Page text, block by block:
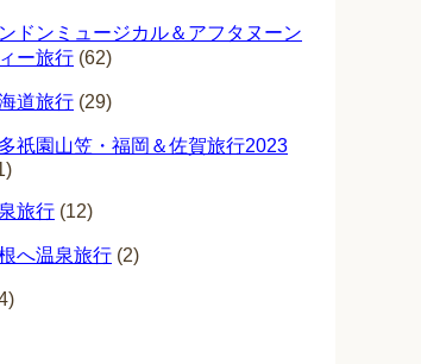
ドンミュージカル＆アフタヌーン
ー旅行 (62)
道旅行 (29)
祇園山笠・福岡＆佐賀旅行2023
旅行 (12)
へ温泉旅行 (2)